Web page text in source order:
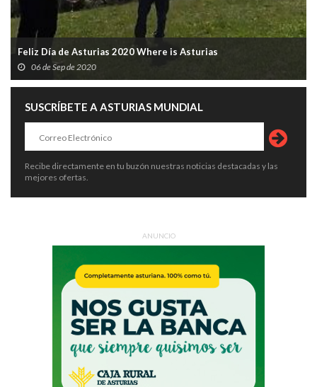
Feliz Día de Asturias 2020 Where is Asturias
06 de Sep de 2020
SUSCRÍBETE A ASTURIAS MUNDIAL
Recibe directamente en tu buzón nuestras noticias destacadas y las
mejores ofertas.
ANUNCIO